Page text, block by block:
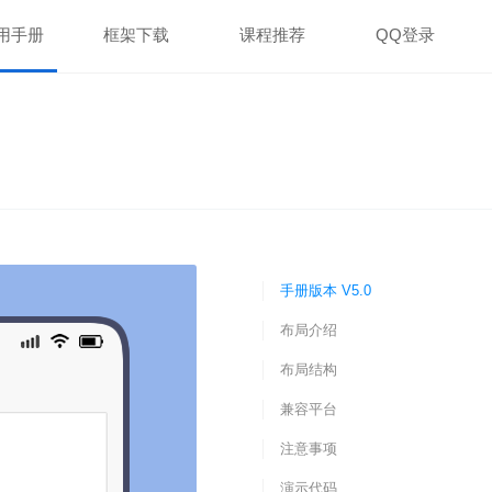
手册 框架下载 课程推荐 QQ登录
手册版本 V5.0
布局介绍
布局结构
兼容平台
注意事项
演示代码